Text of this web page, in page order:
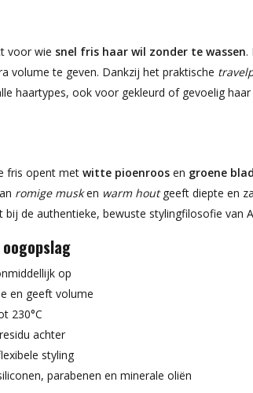
voor wie snel fris haar wil zonder te wassen.
volume te geven. Dankzij het praktische
haartypes, ook voor gekleurd of gevoelig
fris opent met witte pioenroos en groene
romige musken warm houtgeeft diepte en
bij de authentieke, bewuste stylingfilosofie van
oogopslag
op
en geeft volume
230°C
achter
styling
parabenen en minerale oliën